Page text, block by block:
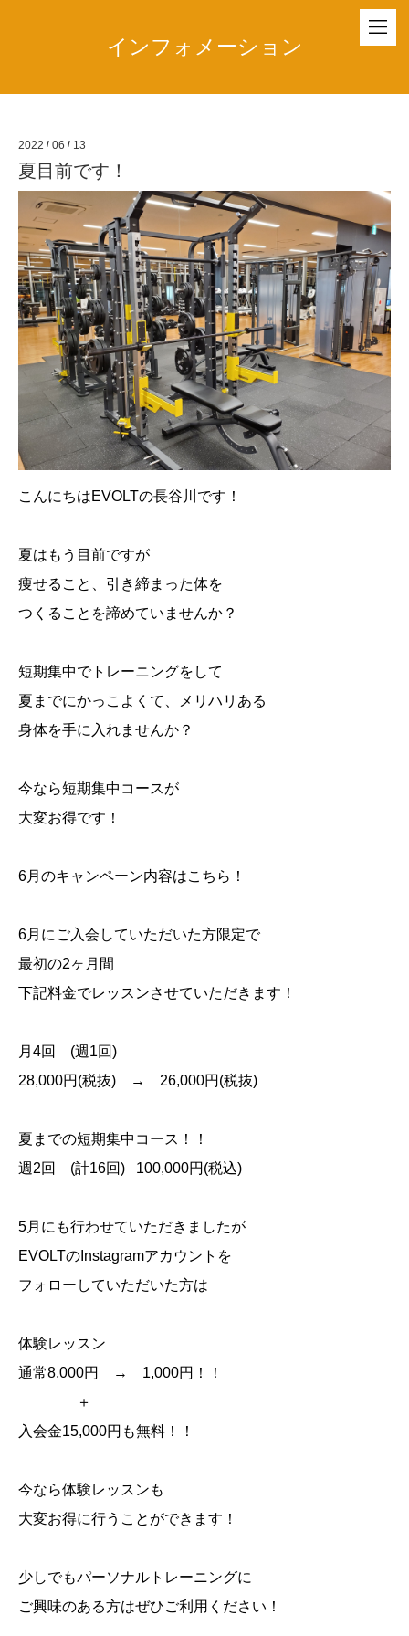
インフォメーション
2022 / 06 / 13
夏目前です！
こんにちはEVOLTの長谷川です！
夏はもう目前ですが
痩せること、引き締まった体を
つくることを諦めていませんか？
短期集中でトレーニングをして
夏までにかっこよくて、メリハリある
身体を手に入れませんか？
今なら短期集中コースが
大変お得です！
6月のキャンペーン内容はこちら！
6月にご入会していただいた方限定で
最初の2ヶ月間
下記料金でレッスンさせていただきます！
月 4回 (週 1回)
28,000円 (税抜) → 26,000円 (税抜)
夏までの短期集中コース！！
週 2回 (計16回) 100,000円 (税込)
5月にも行わせていただきましたが
EVOLTの Instagramアカウントを
フォローしていただいた方は
体験レッスン
通常8,000円 → 1,000円！！
＋
入会金15,000円も無料！！
今なら体験レッスンも
大変お得に行うことができます！
少しでもパーソナルトレーニングに
ご興味のある方はぜひご利用ください！